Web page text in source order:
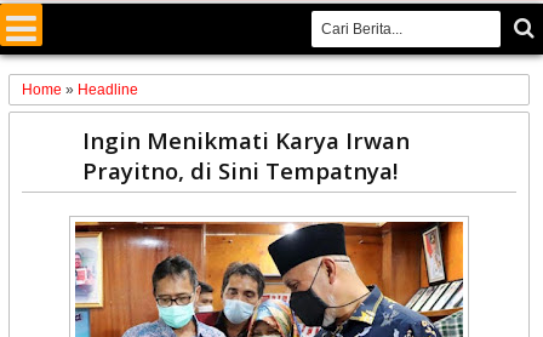
Home » Headline
Ingin Menikmati Karya Irwan
Prayitno, di Sini Tempatnya!